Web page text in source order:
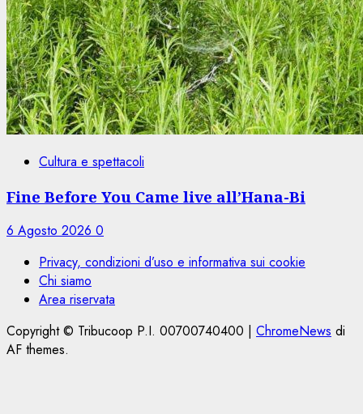
Cultura e spettacoli
Fine Before You Came live all’Hana-Bi
6 Agosto 2026 0
Privacy, condizioni d’uso e informativa sui cookie
Chi siamo
Area riservata
Copyright © Tribucoop P.I. 00700740400 | ChromeNews di
AF themes.